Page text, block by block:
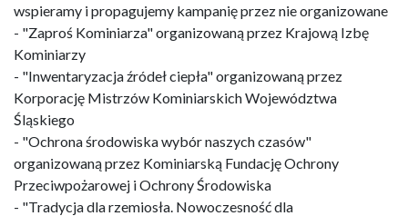
wspieramy i propagujemy kampanię przez nie organizowane
- "Zaproś Kominiarza" organizowaną przez Krajową Izbę
Kominiarzy
- "Inwentaryzacja źródeł ciepła" organizowaną przez
Korporację Mistrzów Kominiarskich Województwa
Śląskiego
- "Ochrona środowiska wybór naszych czasów"
organizowaną przez Kominiarską Fundację Ochrony
Przeciwpożarowej i Ochrony Środowiska
- "Tradycja dla rzemiosła. Nowoczesność dla